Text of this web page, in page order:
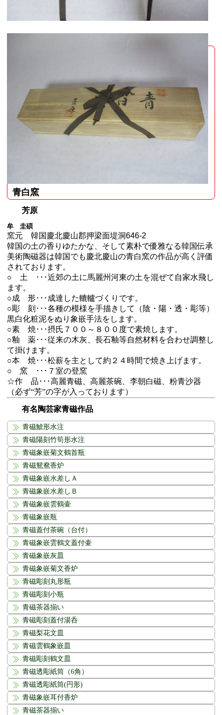
青白窯
芳原
牟 圭碩
窯元 韓国慶北慶山郡押梁面堤洞646-2
韓国の土の香りゆたかな、そして素朴で優雅なる韓国伝承
美術陶磁器は韓国でも慶北慶山の青白窯の作品が高く評価
されております。
○ 土 ･･･近郊の土に馬麗州河東の土を混ぜて自家水飛し
ます。
○成 形･･･成達した轆轤づくりです。
○彫 刻･･･各種の模様を手描きして（陰・陽・透・彫等）
黒白化粧泥をぬり象嵌手法をします。
○素 焼･･･摂氏７００～８００度で素焼します。
○釉 薬･･･従来の木灰、長石釉等自然材料を合わせ調整し
て掛けます。
○本 焼･･･松薪を主として約２４時間で焼き上げます。
○ 窯 ･･･７室の登窯
☆作 品･･･高麗青磁、高麗茶碗、李朝白磁、粉青沙器
（必ず“芳”の字が入っております）
有名陶芸家青磁作品
青磁鯱形水注
青磁陽刻竹筍形水注
青磁象嵌菊文鶴首瓶
青磁鴛鴦香炉
青磁象嵌水差しＡ
青磁象嵌水差しＢ
青磁象嵌雲鶴壷
青磁象嵌瓶
青磁蓋付茶碗（台付）
青磁象嵌雲鶴文蓋付壷
青磁象嵌灰皿
青磁象嵌菊文香炉
青磁彫刻丸形瓶
青磁彫刻小瓶
青磁茶器揃い
青磁彫刻蓋付湯呑
青磁梨花文皿
青磁雲鶴象嵌皿
青磁彫刻鶴文皿
青磁透彫紙筒（6角）
青磁透彫紙筒(円形)
青磁象嵌耳付香炉
青磁茶器揃い